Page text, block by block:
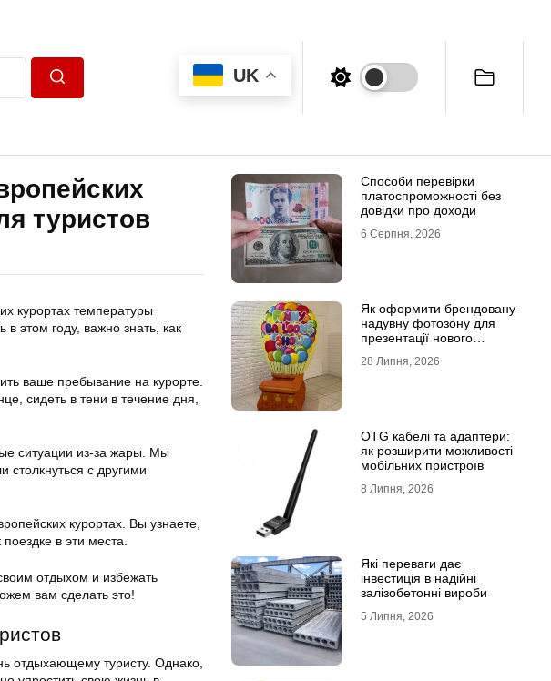
UK
туристов
курортах температуры
этом году, важно знать, как
ваше пребывание на курорте.
сидеть в тени в течение дня,
ситуации из-за жары. Мы
столкнуться с другими
курортах. Вы узнаете,
в эти места.
отдыхом и избежать
вам сделать это!
отдыхающему туристу. Однако,
Способи перевірки
платоспроможності без
довідки про доходи
6 Серпня, 2026
Як оформити брендовану
надувну фотозону для
презентації нового
28 Липня, 2026
OTG кабелі та адаптери:
як розширити можливості
мобільних пристроїв
8 Липня, 2026
Які переваги дає
інвестиція в надійні
залізобетонні вироби
5 Липня, 2026